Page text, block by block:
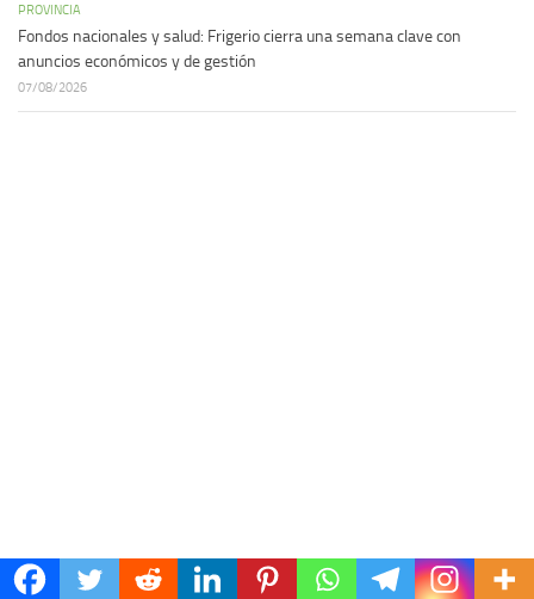
PROVINCIA
Fondos nacionales y salud: Frigerio cierra una semana clave con
anuncios económicos y de gestión
07/08/2026